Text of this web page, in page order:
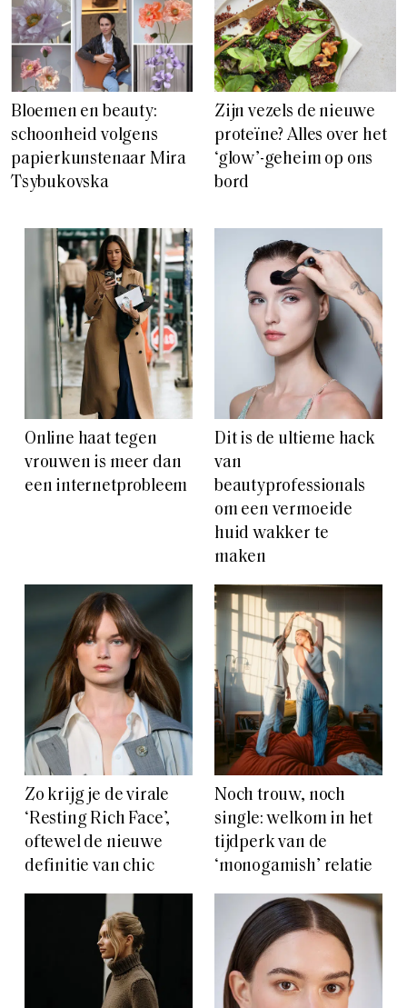
Bloemen en beauty:
schoonheid volgens
papierkunstenaar Mira
Tsybukovska
Zijn vezels de nieuwe
proteïne? Alles over het
‘glow’-geheim op ons
bord
Online haat tegen
vrouwen is meer dan
een internetprobleem
Dit is de ultieme hack
van
beautyprofessionals
om een vermoeide
huid wakker te
maken
Zo krijg je de virale
‘Resting Rich Face’,
oftewel de nieuwe
definitie van chic
Noch trouw, noch
single: welkom in het
tijdperk van de
‘monogamish’ relatie